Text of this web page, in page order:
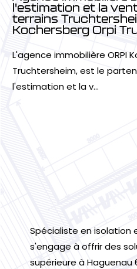
l'estimation et la
terrains
Kochersberg Orpi
L'agence immobilière ORPI
Truchtersheim, est le
l'estimation et la v...
Spécialiste en isolation
s'engage à offrir des
supérieure à Haguenau